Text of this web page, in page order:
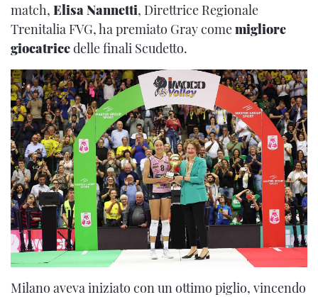
match, Elisa Nannetti, Direttrice Regionale
Trenitalia FVG, ha premiato Gray comemigliore
giocatricedelle finali Scudetto.
Milano aveva iniziato con un ottimo piglio, vincendo